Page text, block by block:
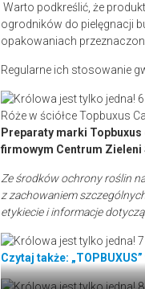
Warto podkreślić, że
ogrodników do pielęgnacji
opakowaniach
Regularne ich stosowanie
Róże w ściółce Topbuxus
Preparaty marki
firmowym Centrum Zieleni
Ze środków ochrony roślin
z zachowaniem
etykiecie i informacje
Czytaj także: